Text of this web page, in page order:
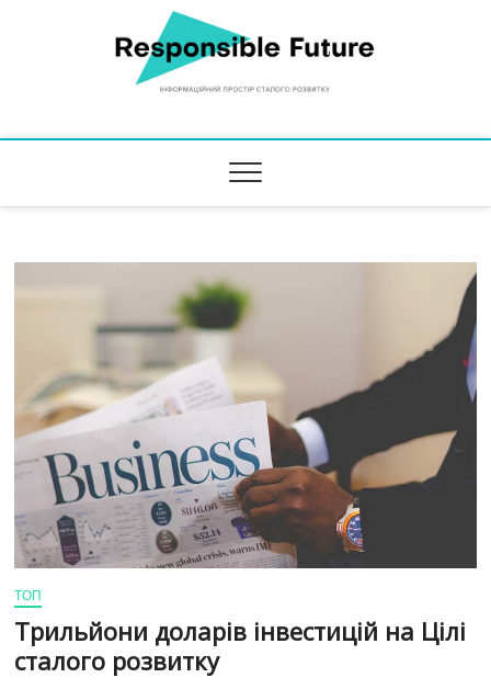
Responsible Future
ТОП
Трильйони доларів інвестицій на Цілі
сталого розвитку